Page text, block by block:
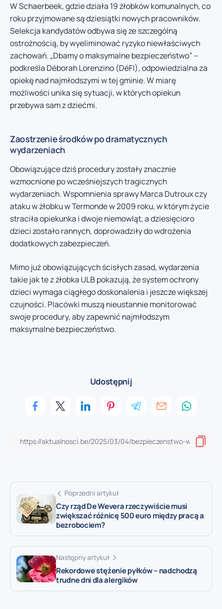
W Schaerbeek, gdzie działa 19 żłobków komunalnych, co
roku przyjmowane są dziesiątki nowych pracowników.
Selekcja kandydatów odbywa się ze szczególną
ostrożnością, by wyeliminować ryzyko niewłaściwych
zachowań. „Dbamy o maksymalne bezpieczeństwo” –
podkreśla Déborah Lorenzino (DéFI), odpowiedzialna za
opiekę nad najmłodszymi w tej gminie. W miarę
możliwości unika się sytuacji, w których opiekun
przebywa sam z dziećmi.
Zaostrzenie środków po dramatycznych
wydarzeniach
Obowiązujące dziś procedury zostały znacznie
wzmocnione po wcześniejszych tragicznych
wydarzeniach. Wspomnienia sprawy Marca Dutroux czy
ataku w żłobku w Termonde w 2009 roku, w którym życie
straciła opiekunka i dwoje niemowląt, a dziesięcioro
dzieci zostało rannych, doprowadziły do wdrożenia
dodatkowych zabezpieczeń.
Mimo już obowiązujących ścisłych zasad, wydarzenia
takie jak te z żłobka ULB pokazują, że system ochrony
dzieci wymaga ciągłego doskonalenia i jeszcze większej
czujności. Placówki muszą nieustannie monitorować
swoje procedury, aby zapewnić najmłodszym
maksymalne bezpieczeństwo.
Udostępnij
Poprzedni artykuł
Czy rząd De Wevera rzeczywiście musi
zwiększać różnicę 500 euro między pracą a
bezrobociem?
Następny artykuł
Rekordowe stężenie pyłków – nadchodzą
trudne dni dla alergików